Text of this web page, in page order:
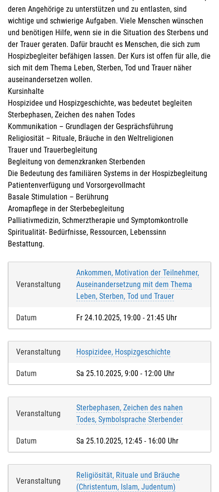
deren Angehörige zu unterstützen und zu entlasten, sind
wichtige und schwierige Aufgaben. Viele Menschen wünschen
und benötigen Hilfe, wenn sie in die Situation des Sterbens und
der Trauer geraten. Dafür braucht es Menschen, die sich zum
Hospizbegleiter befähigen lassen. Der Kurs ist offen für alle, die
sich mit dem Thema Leben, Sterben, Tod und Trauer näher
auseinandersetzen wollen.
Kursinhalte
Hospizidee und Hospizgeschichte, was bedeutet begleiten
Sterbephasen, Zeichen des nahen Todes
Kommunikation – Grundlagen der Gesprächsführung
Religiosität – Rituale, Bräuche in den Weltreligionen
Trauer und Trauerbegleitung
Begleitung von demenzkranken Sterbenden
Die Bedeutung des familiären Systems in der Hospizbegleitung
Patientenverfügung und Vorsorgevollmacht
Basale Stimulation – Berührung
Aromapflege in der Sterbebegleitung
Palliativmedizin, Schmerztherapie und Symptomkontrolle
Spiritualität- Bedürfnisse, Ressourcen, Lebenssinn
Bestattung.
Veranstaltung
Ankommen, Motivation der Teilnehmer,
Auseinandersetzung mit dem Thema
Leben, Sterben, Tod und Trauer
Datum Fr 24.10.2025, 19:00 - 21:45 Uhr
Veranstaltung Hospizidee, Hospizgeschichte
Datum Sa 25.10.2025, 9:00 - 12:00 Uhr
Veranstaltung
Sterbephasen, Zeichen des nahen
Todes, Symbolsprache Sterbender
Datum Sa 25.10.2025, 12:45 - 16:00 Uhr
Veranstaltung
Religiösität, Rituale und Bräuche
(Christentum, Islam, Judentum)